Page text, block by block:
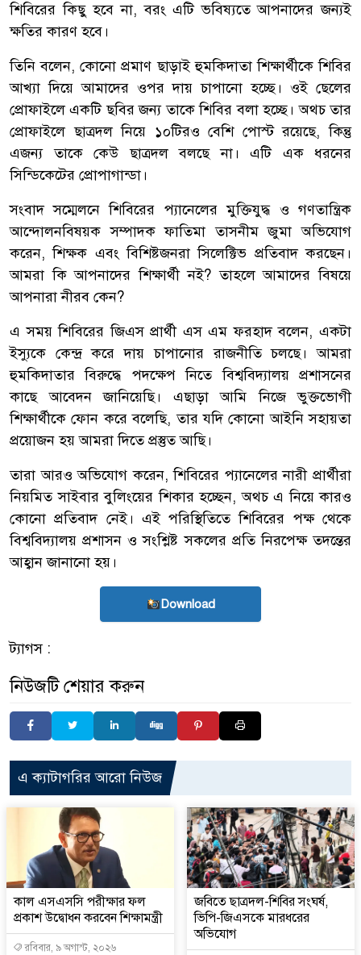
শিবিরের কিছু হবে না, বরং এটি ভবিষ্যতে আপনাদের জন্যই
ক্ষতির কারণ হবে।
তিনি বলেন, কোনো প্রমাণ ছাড়াই হুমকিদাতা শিক্ষার্থীকে শিবির
আখ্যা দিয়ে আমাদের ওপর দায় চাপানো হচ্ছে। ওই ছেলের
প্রোফাইলে একটি ছবির জন্য তাকে শিবির বলা হচ্ছে। অথচ তার
প্রোফাইলে ছাত্রদল নিয়ে ১০টিরও বেশি পোস্ট রয়েছে, কিন্তু
এজন্য তাকে কেউ ছাত্রদল বলছে না। এটি এক ধরনের
সিন্ডিকেটের প্রোপাগান্ডা।
সংবাদ সম্মেলনে শিবিরের প্যানেলের মুক্তিযুদ্ধ ও গণতান্ত্রিক
আন্দোলনবিষয়ক সম্পাদক ফাতিমা তাসনীম জুমা অভিযোগ
করেন, শিক্ষক এবং বিশিষ্টজনরা সিলেক্টিভ প্রতিবাদ করছেন।
আমরা কি আপনাদের শিক্ষার্থী নই? তাহলে আমাদের বিষয়ে
আপনারা নীরব কেন?
এ সময় শিবিরের জিএস প্রার্থী এস এম ফরহাদ বলেন, একটা
ইস্যুকে কেন্দ্র করে দায় চাপানোর রাজনীতি চলছে। আমরা
হুমকিদাতার বিরুদ্ধে পদক্ষেপ নিতে বিশ্ববিদ্যালয় প্রশাসনের
কাছে আবেদন জানিয়েছি। এছাড়া আমি নিজে ভুক্তভোগী
শিক্ষার্থীকে ফোন করে বলেছি, তার যদি কোনো আইনি সহায়তা
প্রয়োজন হয় আমরা দিতে প্রস্তুত আছি।
তারা আরও অভিযোগ করেন, শিবিরের প্যানেলের নারী প্রার্থীরা
নিয়মিত সাইবার বুলিংয়ের শিকার হচ্ছেন, অথচ এ নিয়ে কারও
কোনো প্রতিবাদ নেই। এই পরিস্থিতিতে শিবিরের পক্ষ থেকে
বিশ্ববিদ্যালয় প্রশাসন ও সংশ্লিষ্ট সকলের প্রতি নিরপেক্ষ তদন্তের
আহ্বান জানানো হয়।
Download
ট্যাগস :
নিউজটি শেয়ার করুন
এ ক্যাটাগরির আরো নিউজ
কাল এসএসসি পরীক্ষার ফল
প্রকাশ উদ্বোধন করবেন শিক্ষামন্ত্রী
রবিবার, ৯ অগাস্ট, ২০২৬
জবিতে ছাত্রদল-শিবির সংঘর্ষ,
ভিপি-জিএসকে মারধরের
অভিযোগ